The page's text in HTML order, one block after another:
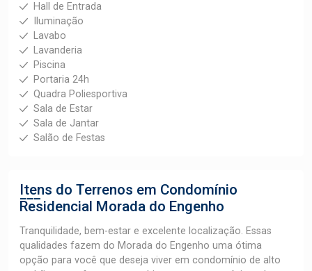
Hall de Entrada
Iluminação
Lavabo
Lavanderia
Piscina
Portaria 24h
Quadra Poliesportiva
Sala de Estar
Sala de Jantar
Salão de Festas
Itens do Terrenos em Condomínio
Residencial Morada do Engenho
Tranquilidade, bem-estar e excelente localização. Essas
qualidades fazem do Morada do Engenho uma ótima
opção para você que deseja viver em condomínio de alto